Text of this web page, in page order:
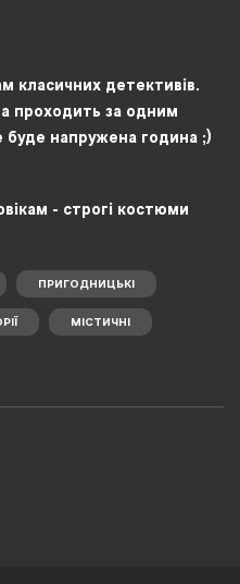
класичних детективів.
проходить за одним
напружена година ;)
- строгі костюми
ПРИГОДНИЦЬКІ
МІСТИЧНІ